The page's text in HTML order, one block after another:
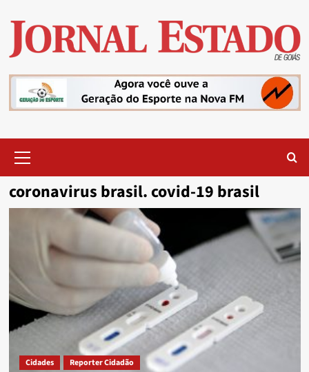
content
Menu
coronavirus brasil. covid-19 brasil
Cidades Reporter Cidadão